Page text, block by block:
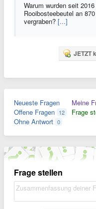
Warum wurden seit
Rooibosteebeutel an
vergraben? [...]
JETZT
Neueste Fragen
Offene Fragen 12
Ohne Antwort 0
Meine
Frage
Frage stellen